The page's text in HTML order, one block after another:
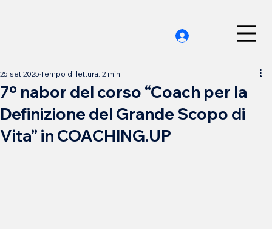
7º nabor del corso “Coach per la
Definizione del Grande Scopo di
Vita” in COACHING.UP
25 set 2025 Tempo di lettura: 2 min